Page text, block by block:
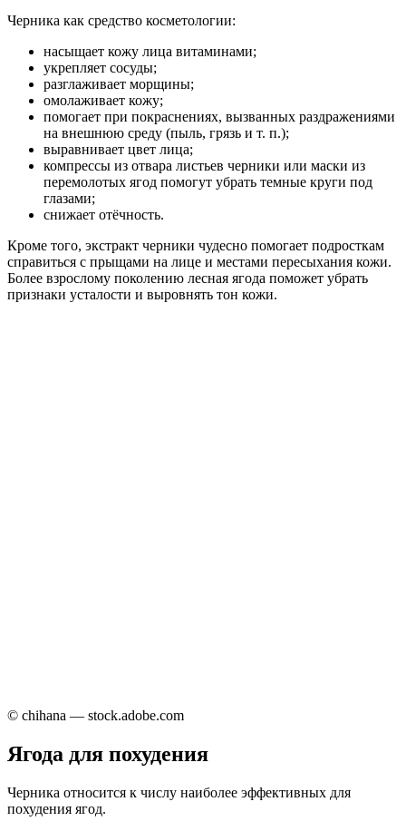
Черника как средство косметологии:
насыщает кожу лица витаминами;
укрепляет сосуды;
разглаживает морщины;
омолаживает кожу;
помогает при покраснениях, вызванных раздражениями
на внешнюю среду (пыль, грязь и т. п.);
выравнивает цвет лица;
компрессы из отвара листьев черники или маски из
перемолотых ягод помогут убрать темные круги под
глазами;
снижает отёчность.
Кроме того, экстракт черники чудесно помогает подросткам
справиться с прыщами на лице и местами пересыхания кожи.
Более взрослому поколению лесная ягода поможет убрать
признаки усталости и выровнять тон кожи.
© chihana — stock.adobe.com
Ягода для похудения
Черника относится к числу наиболее эффективных для
похудения ягод.